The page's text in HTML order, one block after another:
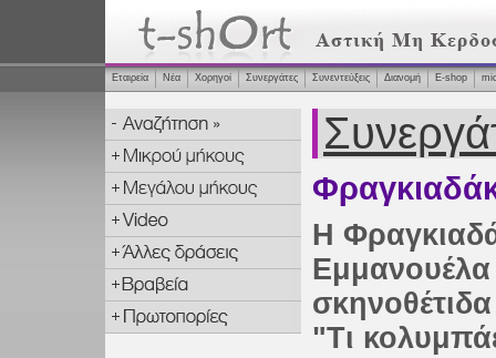
Εταιρεία Νέα Χορηγοί Συνεργάτες Συνεντεύξεις Διανομή Ε-shop
Η
Εμμανουέλα
σκηνοθέτιδα
"Τι